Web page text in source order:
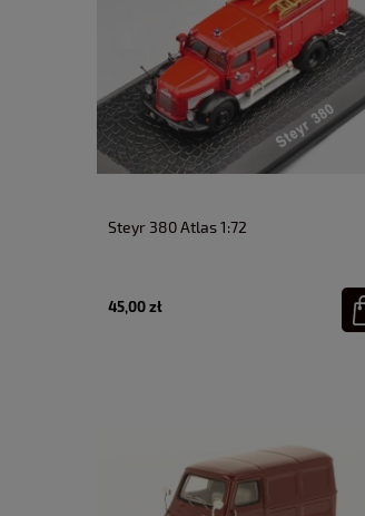
Steyr 380 Atlas 1:72
45,00 zł